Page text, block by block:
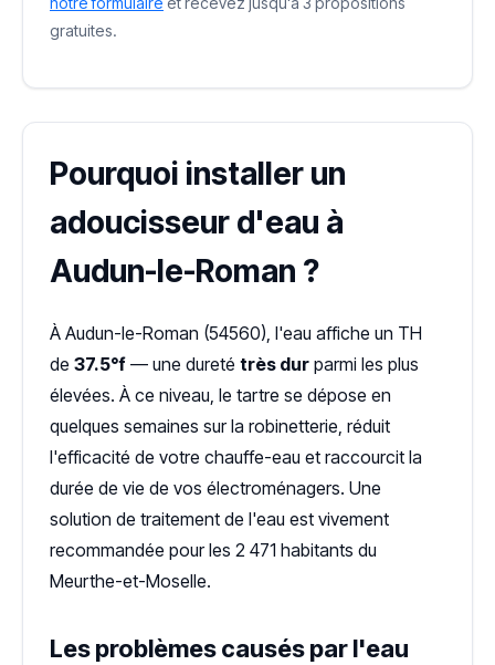
gratuites.
Pourquoi installer un
adoucisseur d'eau à
Audun-le-Roman ?
À Audun-le-Roman (54560), l'eau affiche un TH
de 37.5°f — une dureté très dur parmi les plus
élevées. À ce niveau, le tartre se dépose en
quelques semaines sur la robinetterie, réduit
l'efficacité de votre chauffe-eau et raccourcit la
durée de vie de vos électroménagers. Une
solution de traitement de l'eau est vivement
recommandée pour les 2 471 habitants du
Meurthe-et-Moselle.
Les problèmes causés par l'eau